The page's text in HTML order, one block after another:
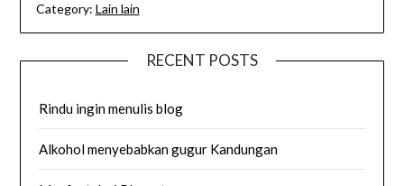
Category: Lain lain
RECENT POSTS
Rindu ingin menulis blog
Alkohol menyebabkan gugur Kandungan